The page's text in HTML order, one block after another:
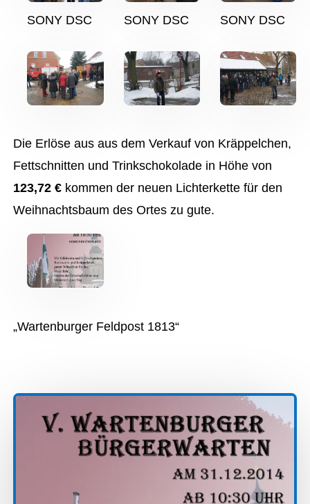
SONY DSC SONY DSC SONY DSC
Die Erlöse aus aus dem Verkauf von Kräppelchen,
Fettschnitten und Trinkschokolade in Höhe von
123,72 € kommen der neuen Lichterkette für den
Weihnachtsbaum des Ortes zu gute.
„Wartenburger Feldpost 1813“